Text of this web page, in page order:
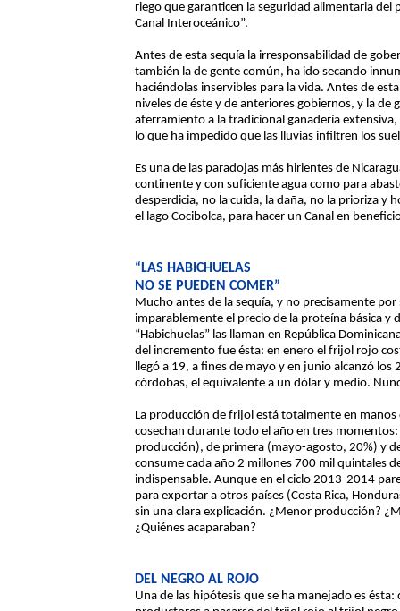
riego que garanticen la seguridad alimentaria del
Canal Interoceánico”.
Antes de esta sequía la irresponsabilidad de
también la de gente común, ha ido secando
haciéndolas inservibles para la vida. Antes de
niveles de éste y de anteriores gobiernos, y la de
aferramiento a la tradicional ganadería
lo que ha impedido que las lluvias infiltren los
Es una de las paradojas más hirientes de
continente y con suficiente agua como para
desperdicia, no la cuida, la daña, no la prioriza y
el lago Cocibolca, para hacer un Canal en
“LAS HABICHUELAS
NO SE PUEDEN COMER”
Mucho antes de la sequía, y no precisamente
imparablemente el precio de la proteína básica y
“Habichuelas” las llaman en República
del incremento fue ésta: en enero el frijol rojo
llegó a 19, a fines de mayo y en junio alcanzó
córdobas, el equivalente a un dólar y medio.
La producción de frijol está totalmente en
cosechan durante todo el año en tres
producción), de primera (mayo-agosto, 20%) y
consume cada año 2 millones 700 mil quintales
indispensable. Aunque en el ciclo 2013-2014
para exportar a otros países (Costa Rica,
sin una clara explicación. ¿Menor producción?
¿Quiénes acaparaban?
DEL NEGRO AL ROJO
Una de las hipótesis que se ha manejado es